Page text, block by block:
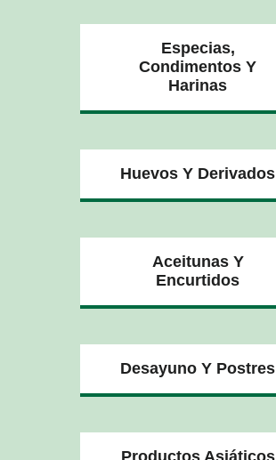
Especias,
Condimentos Y
Harinas
Huevos Y Derivados
Aceitunas Y
Encurtidos
Desayuno Y Postres
Productos Asiáticos